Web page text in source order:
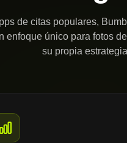
de citas populares,
enfoque único para fotos
su propia